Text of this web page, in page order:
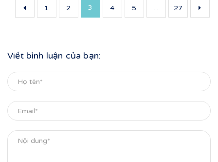
1 2 3 4 5 ... 27
Viết bình luận của bạn: